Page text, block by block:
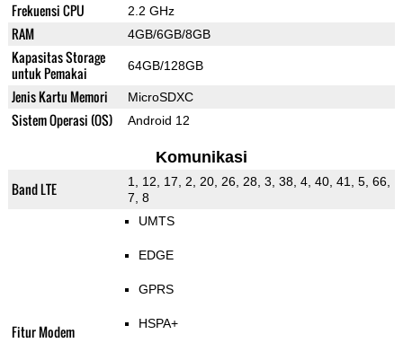
Frekuensi CPU 2.2 GHz
RAM 4GB/6GB/8GB
Kapasitas Storage
untuk Pemakai
64GB/128GB
Jenis Kartu Memori MicroSDXC
Sistem Operasi (OS) Android 12
Komunikasi
Band LTE
1, 12, 17, 2, 20, 26, 28, 3, 38, 4, 40, 41, 5, 66,
7, 8
Fitur Modem
UMTS
EDGE
GPRS
HSPA+